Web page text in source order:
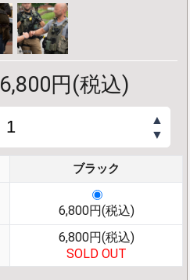
6,800円(税込)
▲
▼
ブラック
6,800円(税込)
6,800円(税込)
SOLD OUT